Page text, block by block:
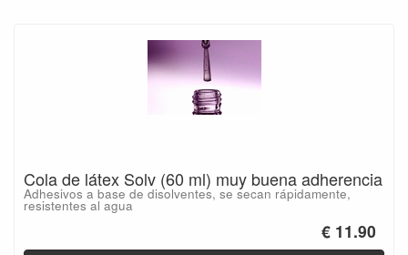
Cola de látex Solv (60 ml) muy buena adherencia
Adhesivos a base de disolventes, se secan rápidamente,
resistentes al agua
€ 11.90